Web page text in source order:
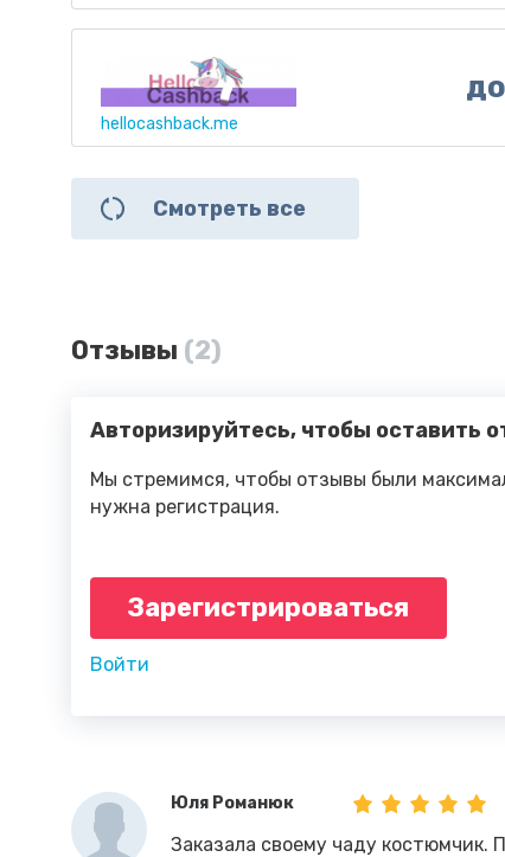
hellocashback.me
Смотреть все
Отзывы (2)
Авторизируйтесь, чтобы оставить
Мы стремимся, чтобы отзывы были
нужна регистрация.
Зарегистрироваться
Войти
Юля Романюк
Заказала своему чаду костюмчик.